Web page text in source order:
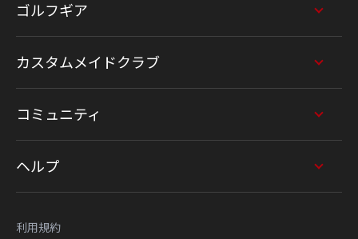
ゴルフギア
カスタムメイドクラブ
コミュニティ
ヘルプ
利用規約